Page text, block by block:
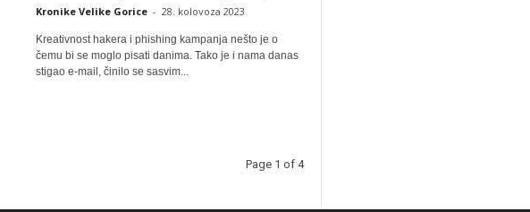
Kronike Velike Gorice - 28. kolovoza 2023
Kreativnost hakera i phishing kampanja nešto je o
čemu bi se moglo pisati danima. Tako je i nama danas
stigao e-mail, činilo se sasvim...
Page 1 of 4